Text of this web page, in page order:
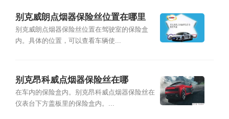
别克威朗点烟器保险丝位置在哪里
别克威朗点烟器保险丝位置在驾驶室的保险盒
内。具体的位置，可以查看车辆使...
别克昂科威点烟器保险丝在哪
在车内的保险盒内。别克昂科威点烟器保险丝在
仪表台下方盖板里的保险盒内。...